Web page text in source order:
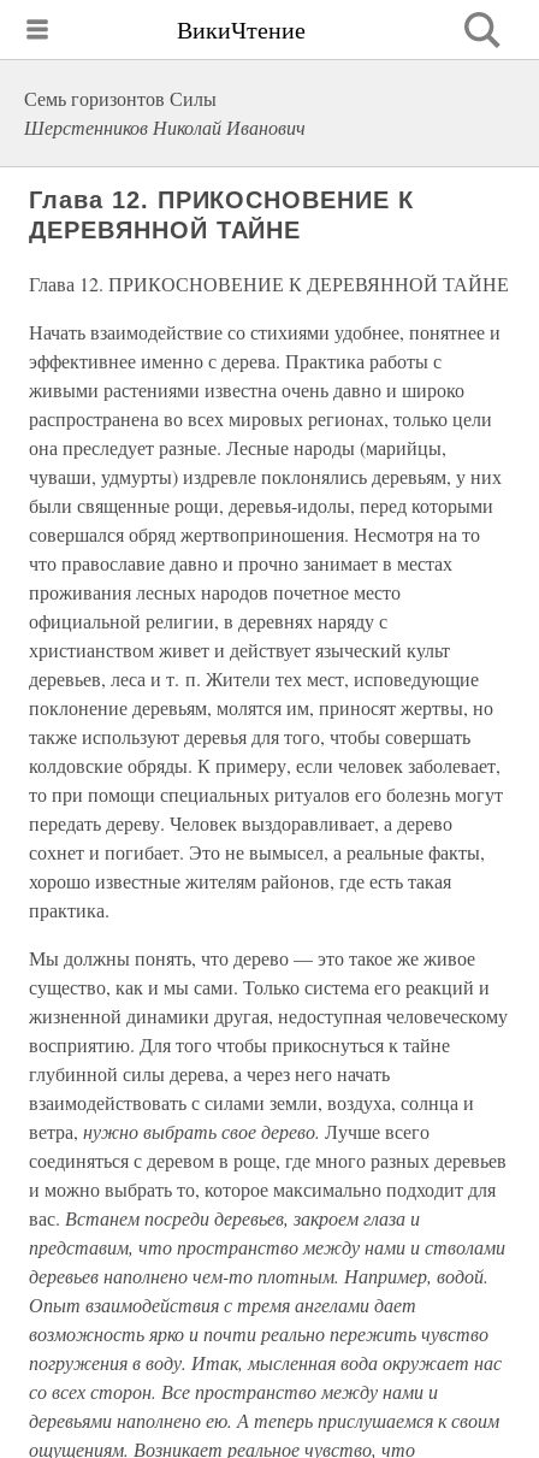
ВикиЧтение
Семь горизонтов Силы
Шерстенников Николай Иванович
Глава 12. ПРИКОСНОВЕНИЕ К
ДЕРЕВЯННОЙ ТАЙНЕ
Глава 12. ПРИКОСНОВЕНИЕ К ДЕРЕВЯННОЙ ТАЙНЕ
Начать взаимодействие со стихиями удобнее, понятнее и
эффективнее именно с дерева. Практика работы с
живыми растениями известна очень давно и широко
распространена во всех мировых регионах, только цели
она преследует разные. Лесные народы (марийцы,
чуваши, удмурты) издревле поклонялись деревьям, у них
были священные рощи, деревья-идолы, перед которыми
совершался обряд жертвоприношения. Несмотря на то
что православие давно и прочно занимает в местах
проживания лесных народов почетное место
официальной религии, в деревнях наряду с
христианством живет и действует языческий культ
деревьев, леса и т. п. Жители тех мест, исповедующие
поклонение деревьям, молятся им, приносят жертвы, но
также используют деревья для того, чтобы совершать
колдовские обряды. К примеру, если человек заболевает,
то при помощи специальных ритуалов его болезнь могут
передать дереву. Человек выздоравливает, а дерево
сохнет и погибает. Это не вымысел, а реальные факты,
хорошо известные жителям районов, где есть такая
практика.
Мы должны понять, что дерево — это такое же живое
существо, как и мы сами. Только система его реакций и
жизненной динамики другая, недоступная человеческому
восприятию. Для того чтобы прикоснуться к тайне
глубинной силы дерева, а через него начать
взаимодействовать с силами земли, воздуха, солнца и
ветра, нужно выбрать свое дерево. Лучше всего
соединяться с деревом в роще, где много разных деревьев
и можно выбрать то, которое максимально подходит для
вас. Встанем посреди деревьев, закроем глаза и
представим, что пространство между нами и стволами
деревьев наполнено чем-то плотным. Например, водой.
Опыт взаимодействия с тремя ангелами дает
возможность ярко и почти реально пережить чувство
погружения в воду. Итак, мысленная вода окружает нас
со всех сторон. Все пространство между нами и
деревьями наполнено ею. А теперь прислушаемся к своим
ощущениям. Возникает реальное чувство, что